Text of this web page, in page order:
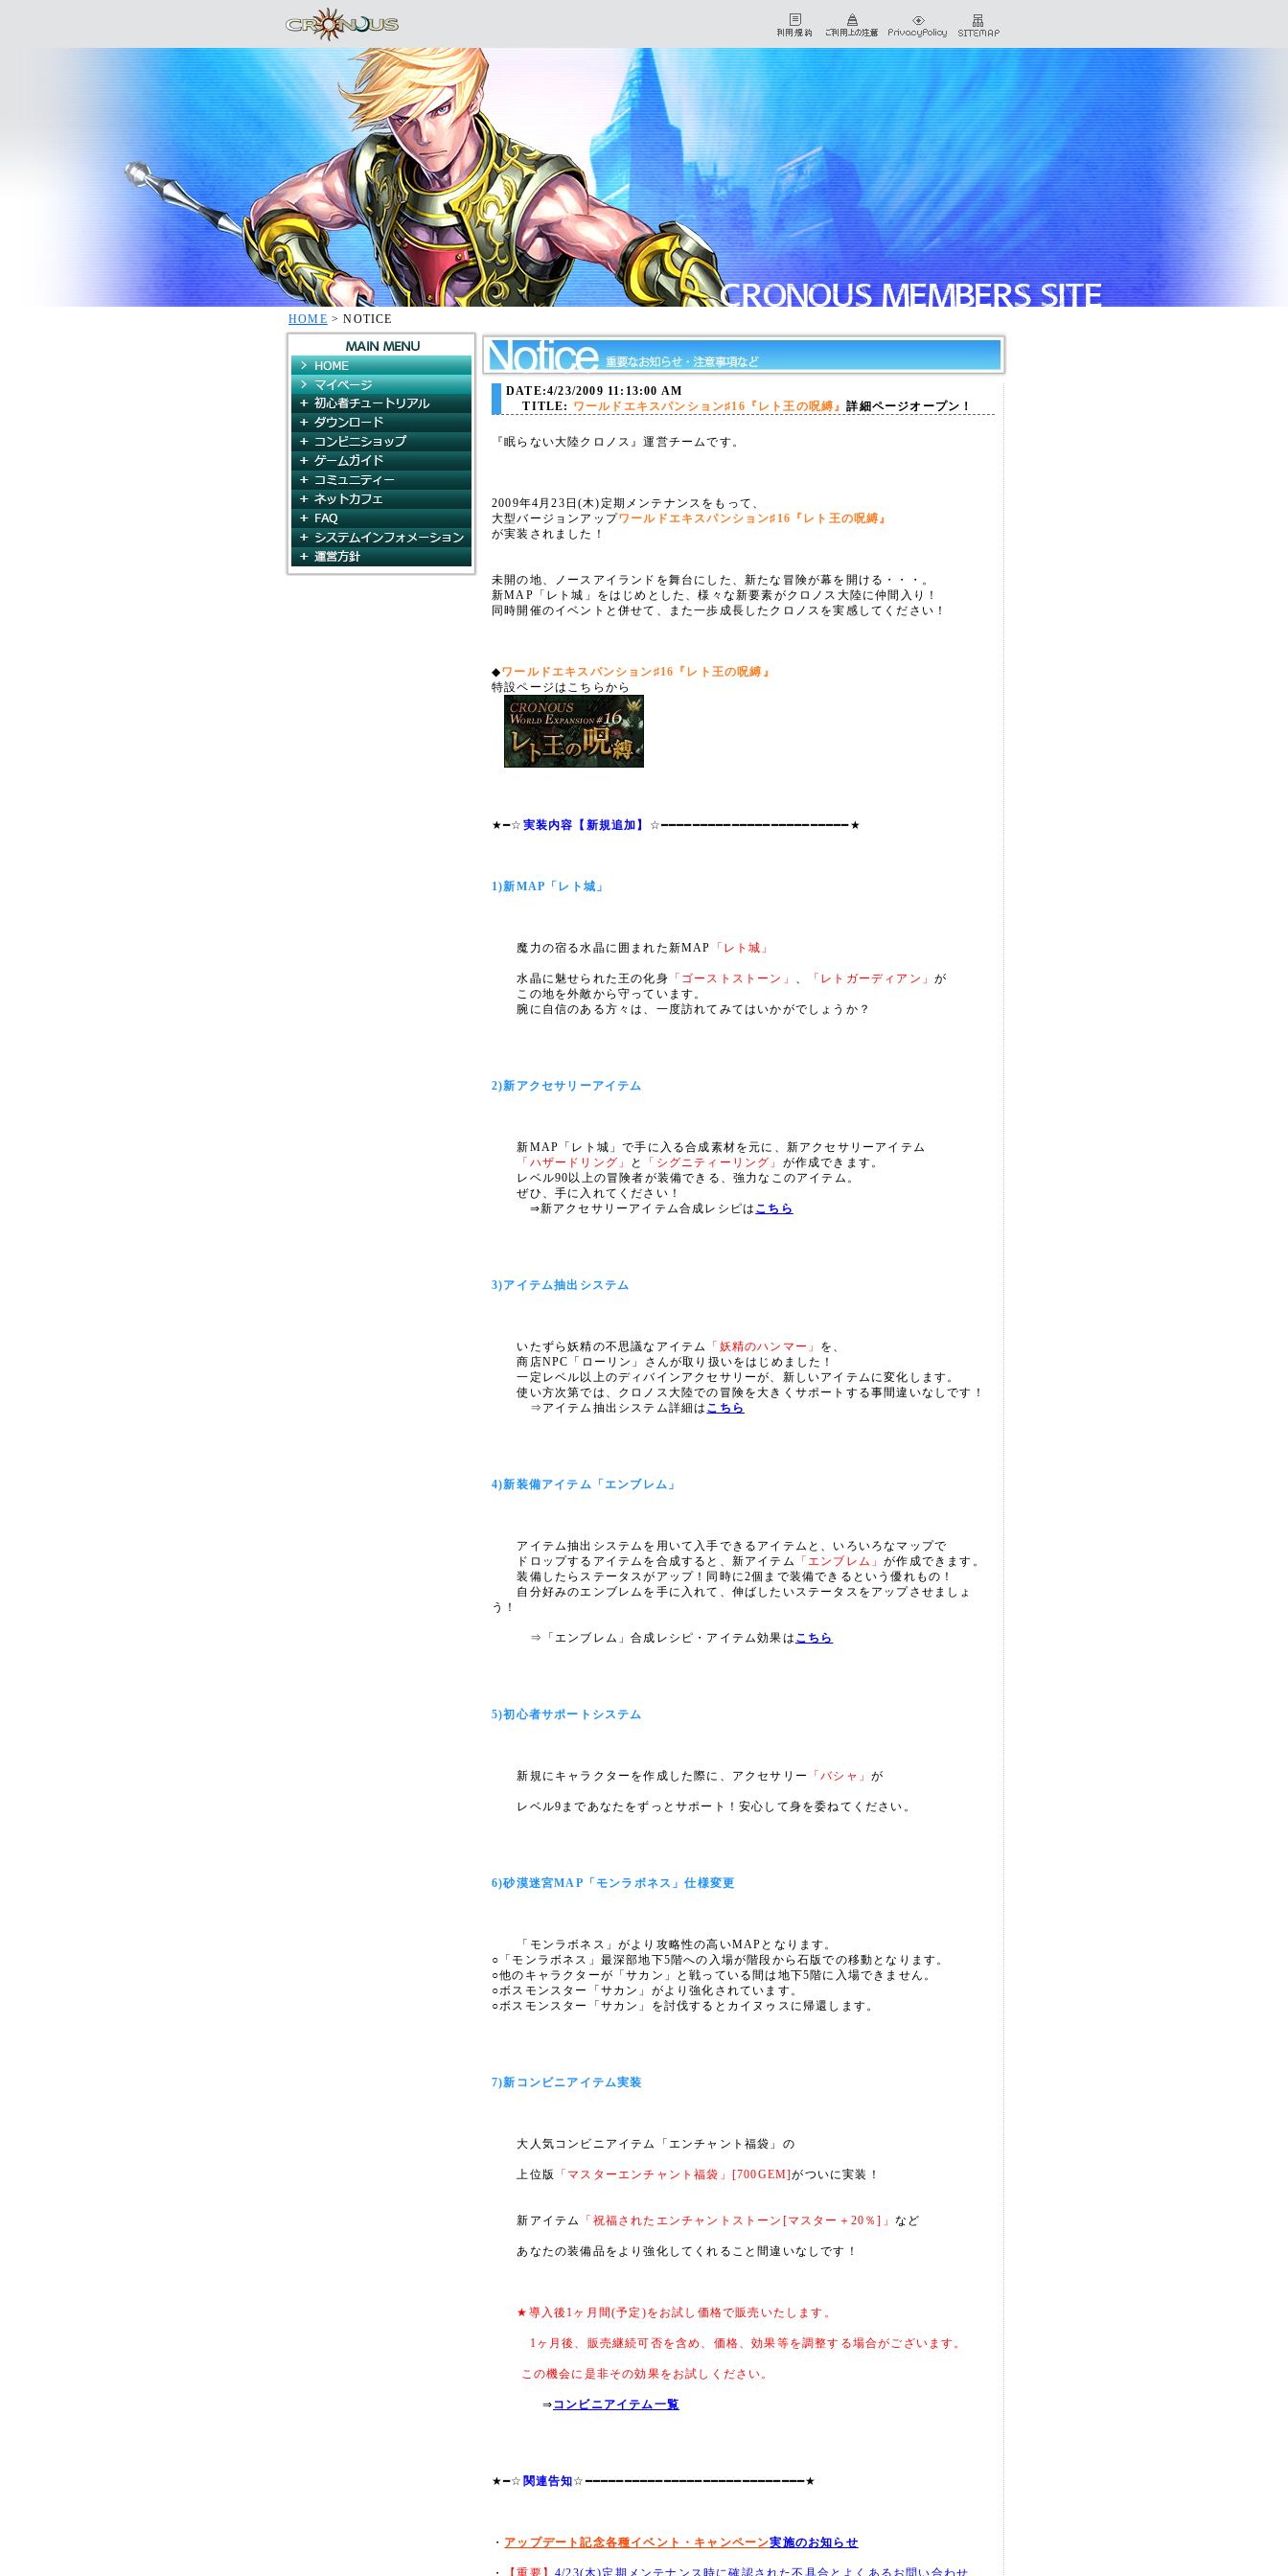
HOME > NOTICE
HOME
マイページ
初心者チュートリアル
コンビニショップ
ネットカフェ
FAQ
システムインフォメーション
DATE:4/23/2009 11:13:00 AM
TITLE: ワールドエキスパンション♯16『レト王の呪縛』詳細ページオープン！
『眠らない大陸クロノス』運営チームです。
2009年4月23日(木)定期メンテナンスをもって、
大型バージョンアップワールドエキスパンション♯16『レト王の呪縛』
が実装されました！
未開の地、ノースアイランドを舞台にした、新たな冒険が幕を開ける・・・。
新MAP「レト城」をはじめとした、様々な新要素がクロノス大陸に仲間入り！
同時開催のイベントと併せて、また一歩成長したクロノスを実感してください！
◆ワールドエキスパンション♯16『レト王の呪縛』
特設ページはこちらから
★━☆ 実装内容【新規追加】 ☆━━━━━━━━━━━━━━━━━━━━━━━━★
1)新MAP「レト城」
魔力の宿る水晶に囲まれた新MAP 「レト城」
水晶に魅せられた王の化身 「ゴーストストーン」 、 「レトガーディアン」が
この地を外敵から守っています。
腕に自信のある方々は、一度訪れてみてはいかがでしょうか？
2)新アクセサリーアイテム
新MAP「レト城」で手に入る合成素材を元に、新アクセサリーアイテム
「ハザードリング」
と 「シグニティーリング」 が作成できます。
レベル90以上の冒険者が装備できる、強力なこのアイテム。
ぜひ、手に入れてください！
⇒新アクセサリーアイテム合成レシピは こちら
3)アイテム抽出システム
いたずら妖精の不思議なアイテム 「妖精のハンマー」 を、
商店NPC「ローリン」さんが取り扱いをはじめました！
一定レベル以上のディバインアクセサリーが、新しいアイテムに変化します。
使い方次第では、クロノス大陸での冒険を大きくサポートする事間違いなしです！
⇒アイテム抽出システム詳細は こちら
4)新装備アイテム「エンブレム」
アイテム抽出システムを用いて入手できるアイテムと、いろいろなマップで
ドロップするアイテムを合成すると、新アイテム
「エンブレム」が作成できます。
装備したらステータスがアップ！同時に2個まで装備できるという優れもの！
自分好みのエンブレムを手に入れて、伸ばしたいステータスをアップさせましょ
う！
⇒「エンブレム」合成レシピ・アイテム効果は こちら
5)初心者サポートシステム
新規にキャラクターを作成した際に、アクセサリー 「バシャ」 が
レベル9まであなたをずっとサポート！安心して身を委ねてください。
6)砂漠迷宮MAP「モンラボネス」仕様変更
「モンラボネス」がより攻略性の高いMAPとなります。
○「モンラボネス」最深部地下5階への入場が階段から石版での移動となります。
○他のキャラクターが「サカン」と戦っている間は地下5階に入場できません。
○ボスモンスター「サカン」がより強化されています。
○ボスモンスター「サカン」を討伐するとカイヌゥスに帰還します。
7)新コンビニアイテム実装
大人気コンビニアイテム「エンチャント福袋」の
上位版 「マスターエンチャント福袋」[700GEM]がついに実装！
新アイテム 「祝福されたエンチャントストーン[マスター＋20％]」 など
あなたの装備品をより強化してくれること間違いなしです！
★導入後1ヶ月間(予定)をお試し価格で販売いたします。
1ヶ月後、販売継続可否を含め、価格、効果等を調整する場合がございます。
この機会に是非その効果をお試しください。
⇒コンビニアイテム一覧
★━☆ 関連告知☆━━━━━━━━━━━━━━━━━━━━━━━━━━━━★
・ アップデート記念各種イベント・キャンペーン実施のお知らせ
・ 【重要】4/23(木)定期メンテナンス時に確認された不具合とよくあるお問い合わせ